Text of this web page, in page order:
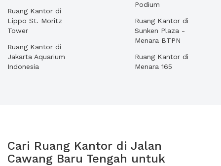
Ruang Kantor di
Lippo St. Moritz
Tower
Ruang Kantor di
Jakarta Aquarium
Indonesia
Podium
Ruang Kantor di
Sunken Plaza -
Menara BTPN
Ruang Kantor di
Menara 165
Cari Ruang Kantor di Jalan
Cawang Baru Tengah untuk